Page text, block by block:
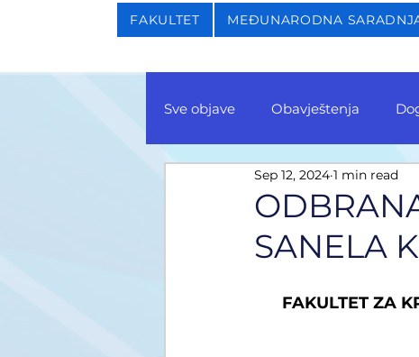
FAKULTET MEĐUNARODNA
Sve objave Obavještenja
SANELA
Sep 12, 2024 1 min read
FAKULTET ZA